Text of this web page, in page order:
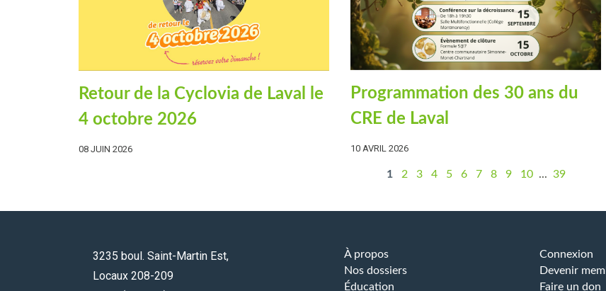
Retour de la Cyclovia de Laval le
4 octobre 2026
08 JUIN 2026
Programmation des 30 ans du
CRE de Laval
10 AVRIL 2026
1 2 3 4 5 6 7 8 9 10 ... 39
3235 boul. Saint-Martin Est,
Locaux 208-209
À propos
Nos dossiers
Éducation
Connexion
Devenir
Faire un don